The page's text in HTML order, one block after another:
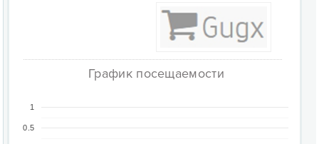
График посещаемости
0.5
1